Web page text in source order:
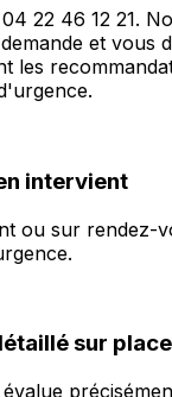
22 46 12 21.
et vous
les
intervient
ou sur rendez-
sur place